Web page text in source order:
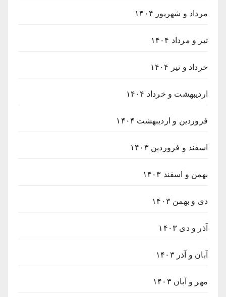
مرداد و شهریور ۱۴۰۴
تیر و مرداد ۱۴۰۴
خرداد و تیر ۱۴۰۴
اردیبهشت و خرداد ۱۴۰۴
فروردین و اردیبهشت ۱۴۰۴
اسفند و فروردین ۱۴۰۳
بهمن و اسفند ۱۴۰۳
دی و بهمن ۱۴۰۳
آذر و دی ۱۴۰۳
آبان و آذر ۱۴۰۳
مهر و آبان ۱۴۰۳